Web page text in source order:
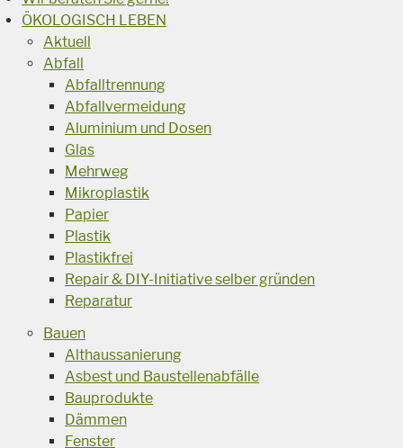
ÖKOLOGISCH LEBEN
Aktuell
Abfall
Abfalltrennung
Abfallvermeidung
Aluminium und Dosen
Glas
Mehrweg
Mikroplastik
Papier
Plastik
Plastikfrei
Repair & DIY-Initiative selber gründen
Reparatur
Bauen
Althaussanierung
Asbest und Baustellenabfälle
Bauprodukte
Dämmen
Fenster